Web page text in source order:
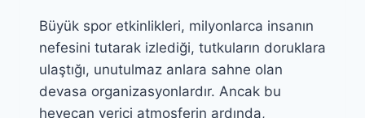
Büyük spor etkinlikleri, milyonlarca insanın
nefesini tutarak izlediği, tutkuların doruklara
ulaştığı, unutulmaz anlara sahne olan
devasa organizasyonlardır. Ancak bu
heyecan verici atmosferin ardında,